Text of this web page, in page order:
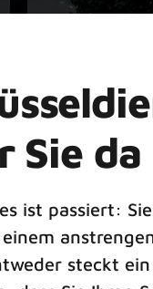
Sie da
ist passiert:
steckt